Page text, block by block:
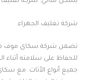
شركة تغليف الجهراء
تضمن شركة سكاي موف في
للحفاظ على سلامته أثناء
جميع أنواع الأثاث. مع